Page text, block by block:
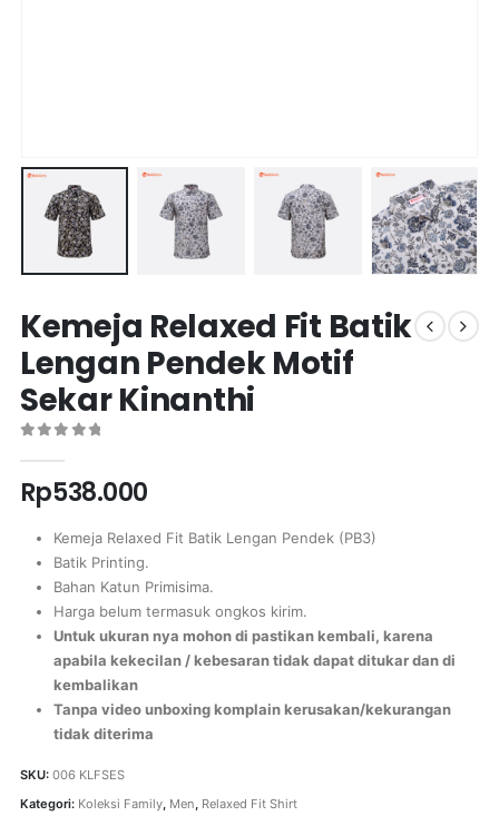
Kemeja Relaxed Fit Batik
Lengan Pendek Motif
Sekar Kinanthi
Rp538.000
Kemeja Relaxed Fit Batik Lengan Pendek (PB3)
Batik Printing.
Bahan Katun Primisima.
Harga belum termasuk ongkos kirim.
Untuk ukuran nya mohon di pastikan kembali, karena
apabila kekecilan / kebesaran tidak dapat ditukar dan di
kembalikan
Tanpa video unboxing komplain kerusakan/kekurangan
tidak diterima
SKU: 006 KLFSES
Kategori: Koleksi Family, Men, Relaxed Fit Shirt